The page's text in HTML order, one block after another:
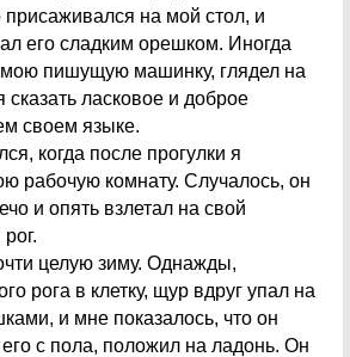
присаживался на мой стол, и
его сладким орешком. Иногда
пишущую машинку, глядел на
ласковое и доброе
своем языке.
когда после прогулки я
рабочую комнату. Случалось, он
и опять взлетал на свой
целую зиму. Однажды,
рога в клетку, щур вдруг упал на
и мне показалось, что он
с пола, положил на ладонь. Он